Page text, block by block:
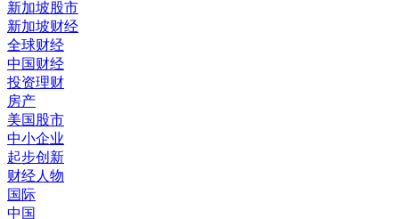
新加坡股市
新加坡财经
全球财经
中国财经
投资理财
房产
美国股市
中小企业
起步创新
财经人物
国际
中国